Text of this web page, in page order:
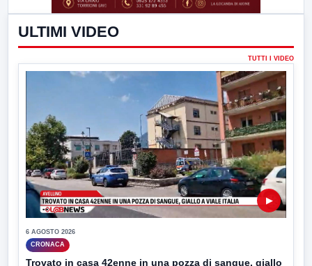
ULTIMI VIDEO
TUTTI I VIDEO
▶
6 AGOSTO 2026
CRONACA
Trovato in casa 42enne in una pozza di sangue, giallo